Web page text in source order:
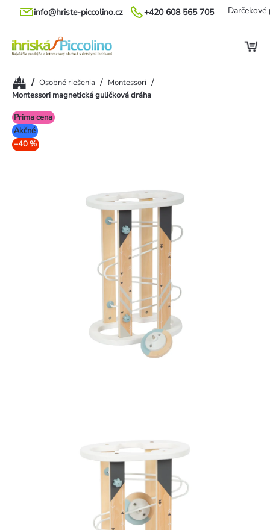
Prejsť
+420 608 565 705
info@hriste-piccolino.cz Darčekové
Domov
/ Osobné riešenia / Montessori /
Montessori magnetická guličková dráha
Prima cena
Akčné
–40 %